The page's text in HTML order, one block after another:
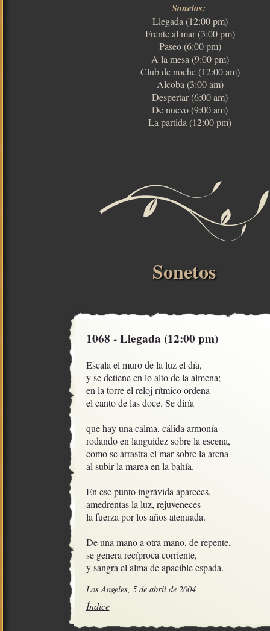
Sonetos:
Llegada (12:00 pm)
Frente al mar (3:00 pm)
Paseo (6:00 pm)
A la mesa (9:00 pm)
Club de noche (12:00 am)
Alcoba (3:00 am)
Despertar (6:00 am)
De nuevo (9:00 am)
La partida (12:00 pm)
Sonetos
1068 - Llegada (12:00 pm)
Escala el muro de la luz el día,
y se detiene en lo alto de la almena;
en la torre el reloj rítmico ordena
el canto de las doce. Se diría
que hay una calma, cálida armonía
rodando en languidez sobre la escena,
como se arrastra el mar sobre la arena
al subir la marea en la bahía.
En ese punto ingrávida apareces,
amedrentas la luz, rejuveneces
la fuerza por los años atenuada.
De una mano a otra mano, de repente,
se genera recíproca corriente,
y sangra el alma de apacible espada.
Los Angeles, 5 de abril de 2004
Índice